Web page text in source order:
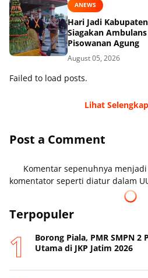
ANEWS
Hari Jadi
Siagakan
Pisowanan Agung
August 05, 2026
Failed to load posts.
Lihat
Post a Comment
Komentar sepenuhnya
komentator seperti diatur dalam
Terpopuler
Borong Piala, PMR SMPN
Utama di JKP Jatim 2026